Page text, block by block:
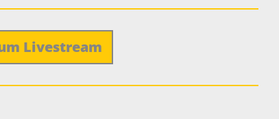
Livestream